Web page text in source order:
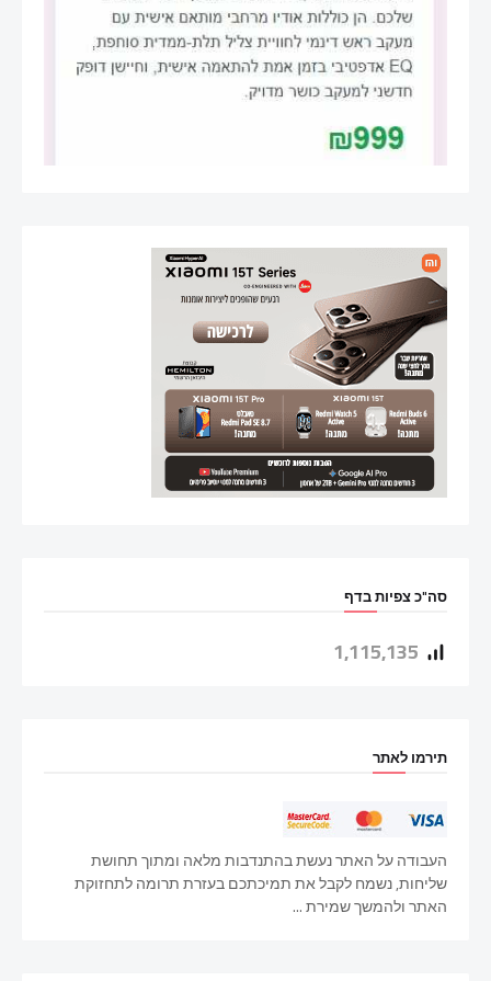
סה"כ צפיות בדף
1,115,135
תירמו לאתר
העבודה על האתר נעשת בהתנדבות מלאה ומתוך תחושת
שליחות, נשמח לקבל את תמיכתכם בעזרת תרומה לתחזוקת
האתר ולהמשך שמירת ...